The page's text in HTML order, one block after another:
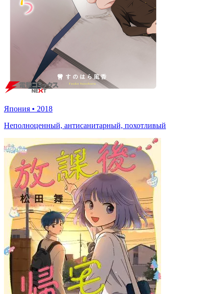
Япония • 2018
Неполноценный, антисанитарный, похотливый